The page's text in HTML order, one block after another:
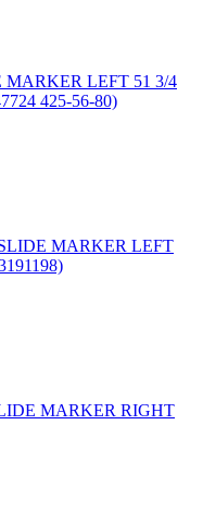
MARKER LEFT 51 3/4
425-56-80)
MARKER LEFT
MARKER RIGHT